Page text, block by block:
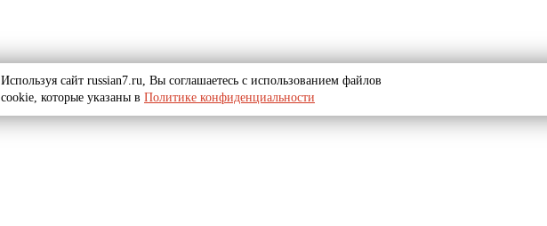
Используя сайт russian7.ru, Вы соглашаетесь с использованием файлов
cookie, которые указаны в Политике конфиденциальности